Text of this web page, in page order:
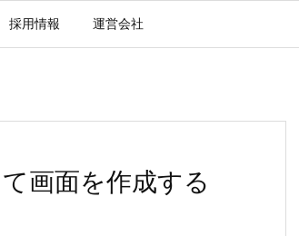
採用情報 運営会社
画面を作成する